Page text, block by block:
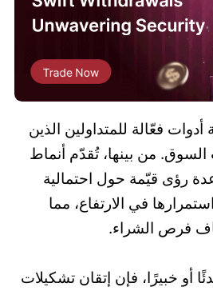
أدوات فعّالة للمتداولين الذين
من بينها، تُقدّم أنماط
رؤى قيّمة حول احتمالية
في الارتفاع، مما
فرص الشراء.
أو خبيرًا، فإن إتقان تشكيلات